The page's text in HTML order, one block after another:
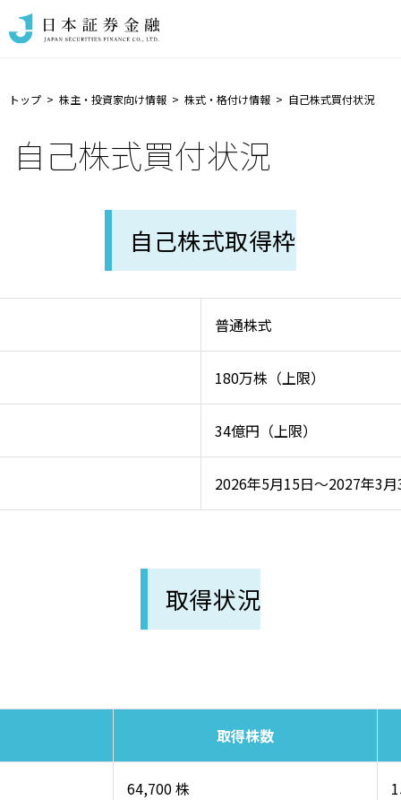
トップ 株主・投資家向け情報 株式・格付け情報 自己株式買付状況
自己株式買付状況
自己株式取得枠
普通株式
180万株（上限）
34億円（上限）
2026年5月15日～2027年3
取得状況
取得株数
64,700 株